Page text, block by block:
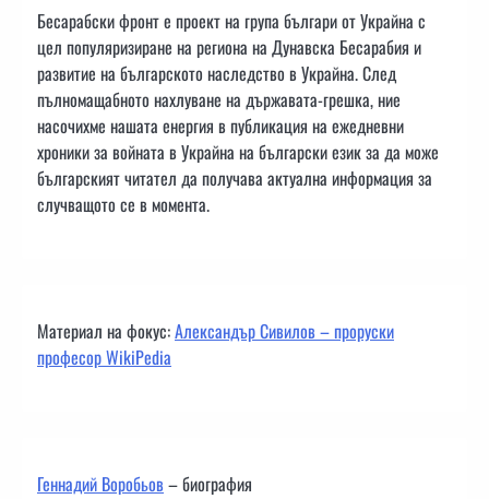
Бесарабски фронт е проект на група българи от Украйна с
цел популяризиране на региона на Дунавска Бесарабия и
развитие на българското наследство в Украйна. След
пълномащабното нахлуване на държавата-грешка, ние
насочихме нашата енергия в публикация на ежедневни
хроники за войната в Украйна на български език за да може
българският читател да получава актуална информация за
случващото се в момента.
Материал на фокус:Александър Сивилов – проруски
професор WikiPedia
Геннадий Воробьов– биография